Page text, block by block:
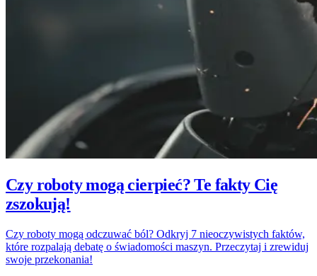
Czy roboty mogą cierpieć? Te fakty Cię
zszokują!
Czy roboty mogą odczuwać ból? Odkryj 7 nieoczywistych faktów,
które rozpalają debatę o świadomości maszyn. Przeczytaj i zrewiduj
swoje przekonania!